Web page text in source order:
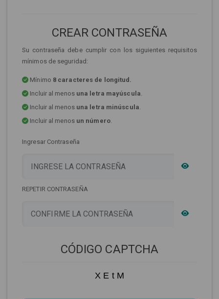
CREAR CONTRASEÑA
Su contraseña debe cumplir con los siguientes requisitos
mínimos de seguridad:
Mínimo 8 caracteres de longitud.
Incluir al menos una letra mayúscula.
Incluir al menos una letra minúscula.
Incluir al menos un número.
Ingresar Contraseña
REPETIR CONTRASEÑA
CÓDIGO CAPTCHA
X E t M